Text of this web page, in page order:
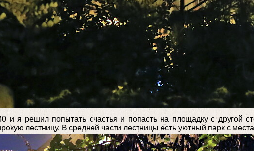
и я решил попытать счастья и попасть на площадку с
лестницу. В средней части лестницы есть уютный парк с